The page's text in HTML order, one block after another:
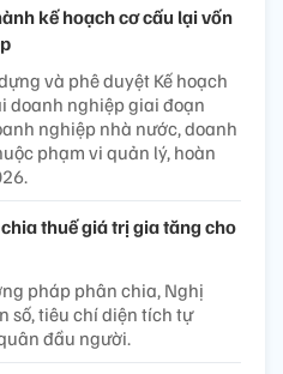
kế hoạch cơ cấu lại vốn
và phê duyệt Kế hoạch
doanh nghiệp giai đoạn
nghiệp nhà nước, doanh
phạm vi quản lý, hoàn
thuế giá trị gia tăng cho
pháp phân chia, Nghị
số, tiêu chí diện tích tự
đầu người.